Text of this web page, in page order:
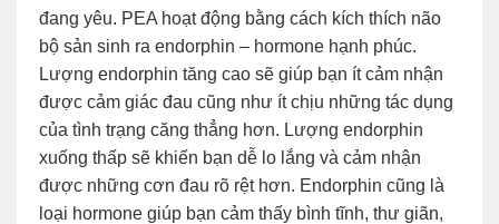
đang yêu. PEA hoạt động bằng cách kích thích não
bộ sản sinh ra endorphin – hormone hạnh phúc.
Lượng endorphin tăng cao sẽ giúp bạn ít cảm nhận
được cảm giác đau cũng như ít chịu những tác dụng
của tình trạng căng thẳng hơn. Lượng endorphin
xuống thấp sẽ khiến bạn dễ lo lắng và cảm nhận
được những cơn đau rõ rệt hơn. Endorphin cũng là
loại hormone giúp bạn cảm thấy bình tĩnh, thư giãn,